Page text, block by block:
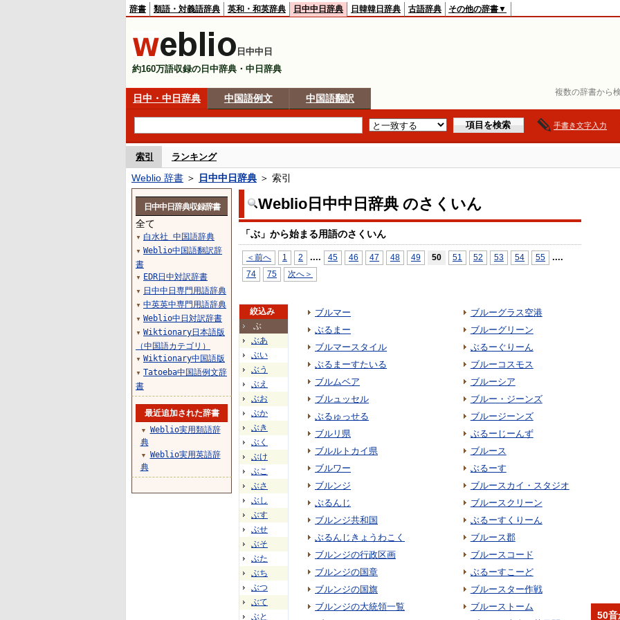
複数の辞書から
辞書 類語・対義語辞典 英和・和英辞典 日中中日辞典 日韓韓日辞典 古語辞典 その他の辞書▼
日中中日
約160万語収録の日中辞典・中日辞典
日中・中日辞典 中国語例文 中国語翻訳
手書き文字入力
索引 ランキング
Weblio 辞書 ＞ 日中中日辞典 ＞ 索引
Weblio日中中日辞典 のさくいん
「ぶ」から始まる用語のさくいん
＜前へ 1 2 .... 45 46 47 48 49 50 51 52 53 54 55 ....
74 75 次へ＞
絞込み
ぶ
ぶあ
ぶい
ぶう
ぶえ
ぶお
ぶか
ぶき
ぶく
ぶけ
ぶこ
ぶさ
ぶし
ぶす
ぶせ
ぶそ
ぶた
ぶち
ぶつ
ぶて
ぶと
ブルマー
ぶるまー
ブルマースタイル
ぶるまーすたいる
ブルムベア
ブルュッセル
ぶるゅっせる
ブルリ県
ブルルトカイ県
ブルワー
ブルンジ
ぶるんじ
ブルンジ共和国
ぶるんじきょうわこく
ブルンジの行政区画
ブルンジの国章
ブルンジの国旗
ブルンジの大統領一覧
ブルーグラス空港
ブルーグリーン
ぶるーぐりーん
ブルーコスモス
ブルーシア
ブルー・ジーンズ
ブルージーンズ
ぶるーじーんず
ブルース
ぶるーす
ブルースカイ・スタジオ
ブルースクリーン
ぶるーすくりーん
ブルース郡
ブルースコード
ぶるーすこーど
ブルースター作戦
ブルーストーム
日中中日辞典収録辞書
全て
▼ 白水社 中国語辞典
▼ Weblio中国語翻訳辞
書
▼ EDR日中対訳辞書
▼ 日中中日専門用語辞典
▼ 中英英中専門用語辞典
▼ Weblio中日対訳辞書
▼ Wiktionary日本語版
（中国語カテゴリ）
▼ Wiktionary中国語版
▼ Tatoeba中国語例文辞
書
最近追加された辞書
▼
Weblio実用類語辞
典
▼
Weblio実用英語辞
典
50音